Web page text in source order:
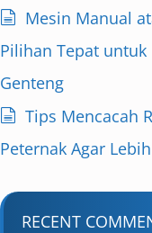
Mesin Manual
Pilihan Tepat untuk
Genteng
Tips Mencacah
Peternak Agar
RECENT